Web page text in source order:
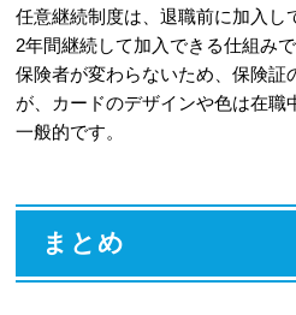
任意継続制度は、退職前に加入し
2年間継続して加入できる仕組みで
保険者が変わらないため、保険証
が、カードのデザインや色は在職
一般的です。
まとめ